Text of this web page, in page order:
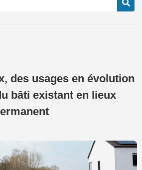
des usages en évolution
bâti existant en lieux